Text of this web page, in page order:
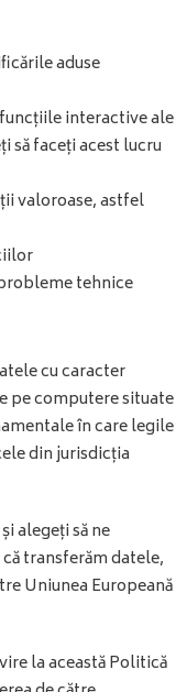
aduse
interactive ale
să faceți acest lucru
valoroase, astfel
tehnice
cu caracter
pe computere situate
în care legile
din jurisdicția
alegeți să ne
transferăm datele,
Uniunea Europeană
la această Politică